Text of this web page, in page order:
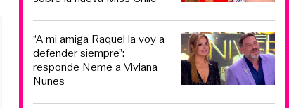
“A mi amiga Raquel la voy a
defender siempre”:
responde Neme a Viviana
Nunes